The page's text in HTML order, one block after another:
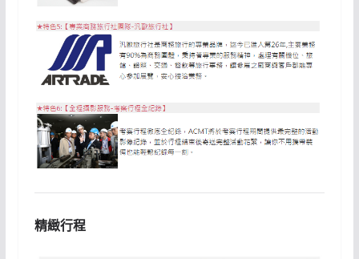
精緻行程